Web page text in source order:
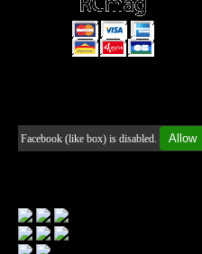
Facebook (like box) is disabled. Allow